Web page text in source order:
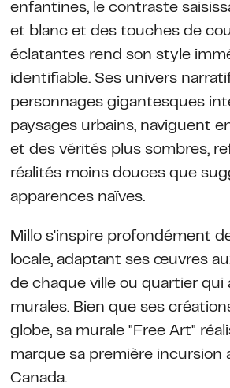
enfantines, le contraste
et blanc et des touches de
éclatantes rend son style
identifiable. Ses univers
personnages gigantesques
paysages urbains, naviguent
et des vérités plus sombres,
réalités moins douces que
apparences naïves.
Millo s'inspire profondément
locale, adaptant ses œuvres
de chaque ville ou quartier qui
murales. Bien que ses
globe, sa murale "Free Art"
marque sa première incursion
Canada.